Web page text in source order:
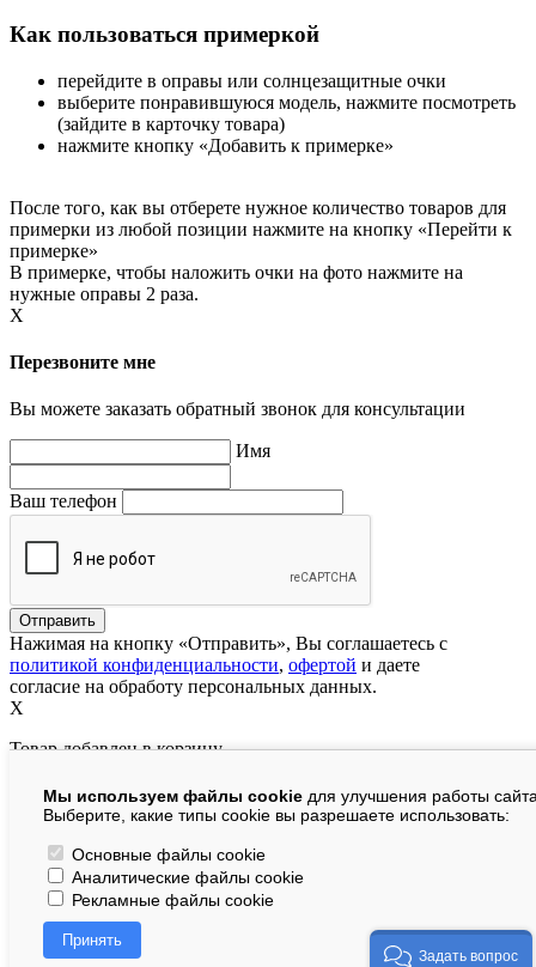
Мы используем файлы cookie для улучшения работы
Выберите, какие типы cookie вы разрешаете использовать:
Основные файлы cookie
Аналитические файлы cookie
Рекламные файлы cookie
Принять
Как пользоваться примеркой
перейдите в оправы или солнцезащитные очки
выберите понравившуюся модель, нажмите посмотреть
(зайдите в карточку товара)
нажмите кнопку «Добавить к примерке»
После того, как вы отберете нужное количество товаров для
примерки из любой позиции нажмите на кнопку «Перейти к
примерке»
В примерке, чтобы наложить очки на фото нажмите на
нужные оправы 2 раза.
X
Перезвоните мне
Вы можете заказать обратный звонок для консультации
Имя
Ваш телефон
Нажимая на кнопку «Отправить», Вы соглашаетесь с
политикой конфиденциальности, офертой и даете
согласие на обработу персональных данных.
X
Товар добавлен в корзину
В корзине:шт.
На сумму:руб.
Перейти в корзину
Продолжить покупки
Задать вопрос